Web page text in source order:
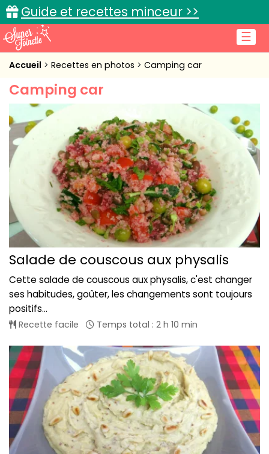
☰
Guide et recettes minceur >>
Accueil
Recettes de cuisine
Cuisine pratique
L'actu cuisine
Connexion
Accueil Recettes en photos Camping car
Camping car
Salade de couscous aux physalis
Cette salade de couscous aux physalis, c'est changer
ses habitudes, goûter, les changements sont toujours
positifs...
Recette facile Temps total : 2 h 10 min